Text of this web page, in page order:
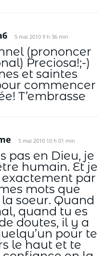
5 mai 2010 9 h 36 min
(prononcer
Preciosa!;-)
et saintes
commencer
T’embrasse
5 mai 2010 10 h 01 min
pas en Dieu, je
humain. Et je
exactement par
mots que
soeur. Quand
quand tu es
doutes, il y a
pour te
le haut et te